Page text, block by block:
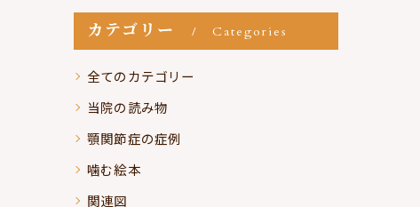
カテゴリー Categories
全てのカテゴリー
当院の読み物
顎関節症の症例
噛む絵本
関連図